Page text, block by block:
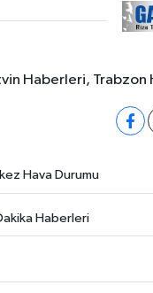
Haberleri,
Hava Durumu
Haberleri